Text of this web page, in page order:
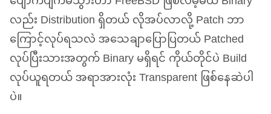
လည်း Distribution ရှိတယ် လိုအပ်လာလို့ Patch ဘာ
ကြောင့်လုပ်ရသလဲ အသေချာပြောပြတယ် Patched
လုပ်ပြီးသားအတွက် Binary မရှိရင် ကိုယ်တိုင်ပဲ Build
လုပ်ယူရတယ် အရာအားလုံး Transparent ဖြစ်နေဆဲပါ
ပဲ။